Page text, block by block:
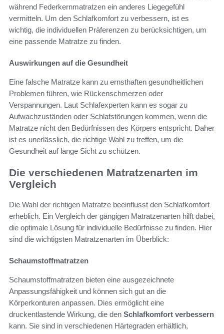
während Federkernmatratzen ein anderes Liegegefühl
vermitteln. Um den Schlafkomfort zu verbessern, ist es
wichtig, die individuellen Präferenzen zu berücksichtigen, um
eine passende Matratze zu finden.
Auswirkungen auf die Gesundheit
Eine falsche Matratze kann zu ernsthaften gesundheitlichen
Problemen führen, wie Rückenschmerzen oder
Verspannungen. Laut Schlafexperten kann es sogar zu
Aufwachzuständen oder Schlafstörungen kommen, wenn die
Matratze nicht den Bedürfnissen des Körpers entspricht. Daher
ist es unerlässlich, die richtige Wahl zu treffen, um die
Gesundheit auf lange Sicht zu schützen.
Die verschiedenen Matratzenarten im
Vergleich
Die Wahl der richtigen Matratze beeinflusst den Schlafkomfort
erheblich. Ein Vergleich der gängigen Matratzenarten hilft dabei,
die optimale Lösung für individuelle Bedürfnisse zu finden. Hier
sind die wichtigsten Matratzenarten im Überblick:
Schaumstoffmatratzen
Schaumstoffmatratzen bieten eine ausgezeichnete
Anpassungsfähigkeit und können sich gut an die
Körperkonturen anpassen. Dies ermöglicht eine
druckentlastende Wirkung, die den Schlafkomfort verbessern
kann. Sie sind in verschiedenen Härtegraden erhältlich,